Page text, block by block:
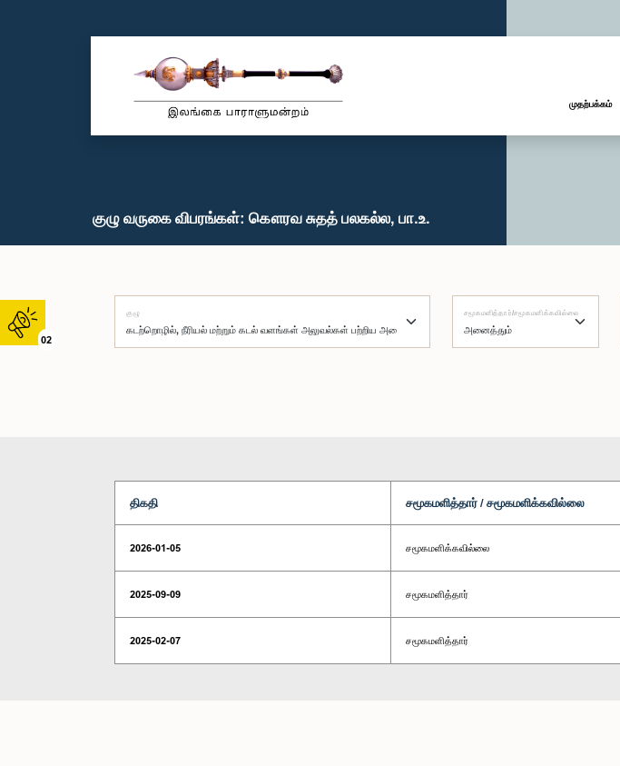
02
முதற்பக்கம்
குழு வருகை விபரங்கள்: கௌரவ சுதத் பலகல்ல, பா.உ.
குழு சமூகமளித்தார்/சமூகமளிக்கவில்லை
திகதி சமூகமளித்தார் / சமூகமளிக்கவில்லை
2026-01-05 சமூகமளிக்கவில்லை
2025-09-09 சமூகமளித்தார்
2025-02-07 சமூகமளித்தார்